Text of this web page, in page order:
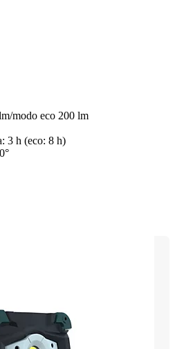
modo eco 200 lm
3 h (eco: 8 h)